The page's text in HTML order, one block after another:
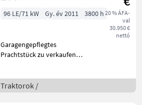
20 % ÁFA-
val
30.950 €
nettó
96 LE/71 kW Gy. év 2011 3800 h
Garagengepflegtes
Prachtstück zu verkaufen;
deutz-Fahr Agroplus 420
oder Lamborghini RF 100 zu
Traktorok /